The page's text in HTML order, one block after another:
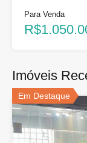
Para Venda
Imóveis
Em Destaque